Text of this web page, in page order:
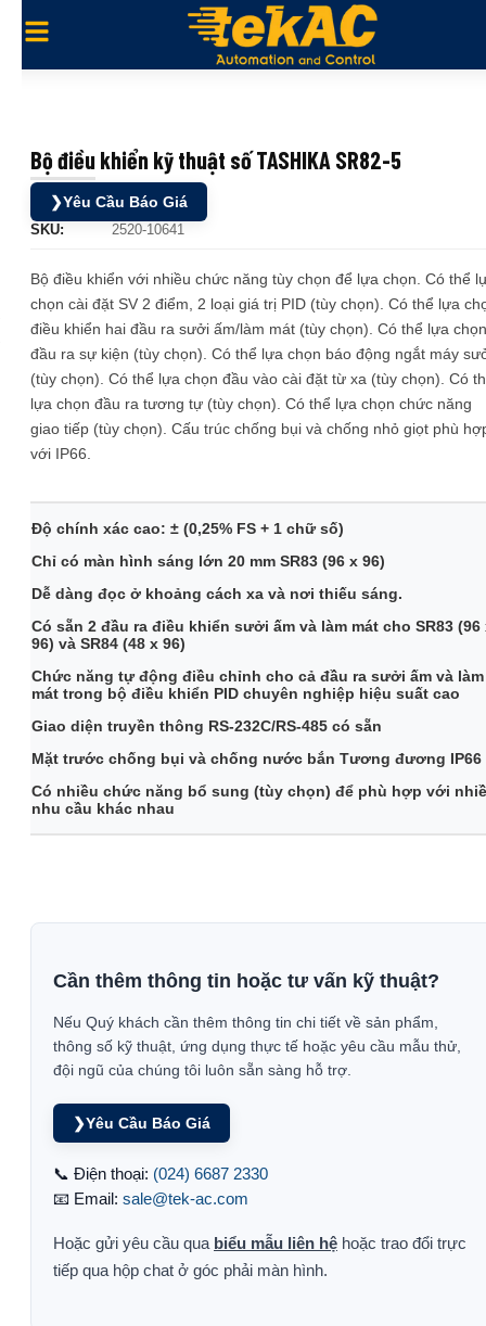
Bộ điều khiển kỹ thuật số TASHIKA SR82-5
❯Yêu Cầu Báo Giá
SKU: 2520-10641
Bộ điều khiển với nhiều chức năng tùy chọn để lựa chọn. Có thể
chọn cài đặt SV 2 điểm, 2 loại giá trị PID (tùy chọn). Có thể lựa
điều khiển hai đầu ra sưởi ấm/làm mát (tùy chọn). Có thể lựa chọn
đầu ra sự kiện (tùy chọn). Có thể lựa chọn báo động ngắt máy
(tùy chọn). Có thể lựa chọn đầu vào cài đặt từ xa (tùy chọn). Có
lựa chọn đầu ra tương tự (tùy chọn). Có thể lựa chọn chức năng
giao tiếp (tùy chọn). Cấu trúc chống bụi và chống nhỏ giọt phù
với IP66.
Độ chính xác cao: ± (0,25% FS + 1 chữ số)
Chỉ có màn hình sáng lớn 20 mm SR83 (96 x 96)
Dễ dàng đọc ở khoảng cách xa và nơi thiếu sáng.
Có sẵn 2 đầu ra điều khiển sưởi ấm và làm mát cho SR83 (96
96) và SR84 (48 x 96)
Chức năng tự động điều chỉnh cho cả đầu ra sưởi ấm và làm
mát trong bộ điều khiển PID chuyên nghiệp hiệu suất cao
Giao diện truyền thông RS-232C/RS-485 có sẵn
Mặt trước chống bụi và chống nước bắn Tương đương IP66
Có nhiều chức năng bổ sung (tùy chọn) để phù hợp với
nhu cầu khác nhau
Cần thêm thông tin hoặc tư vấn kỹ thuật?
Nếu Quý khách cần thêm thông tin chi tiết về sản phẩm,
thông số kỹ thuật, ứng dụng thực tế hoặc yêu cầu mẫu thử,
đội ngũ của chúng tôi luôn sẵn sàng hỗ trợ.
❯Yêu Cầu Báo Giá
📞 Điện thoại: (024) 6687 2330
📧 Email: sale@tek-ac.com
Hoặc gửi yêu cầu qua biểu mẫu liên hệ hoặc trao đổi trực
tiếp qua hộp chat ở góc phải màn hình.